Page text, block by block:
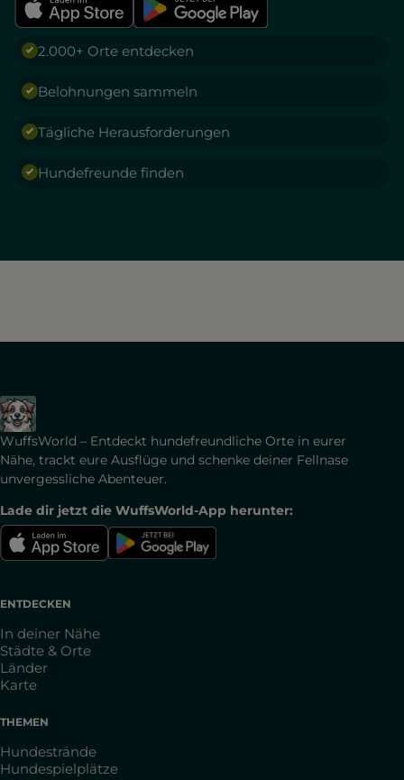
2.000+ Orte entdecken
Belohnungen sammeln
Tägliche Herausforderungen
Hundefreunde finden
WuffsWorld – Entdeckt hundefreundliche Orte in eurer
Nähe, trackt eure Ausflüge und schenke deiner Fellnase
unvergessliche Abenteuer.
Lade dir jetzt die WuffsWorld-App herunter:
ENTDECKEN
In deiner Nähe
Städte & Orte
Länder
Karte
THEMEN
Hundestrände
Hundespielplätze